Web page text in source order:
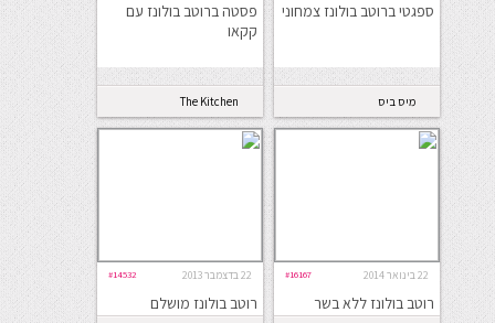
ספגטי ברוטב בולונז צמחוני
מיס ביס
פסטה ברוטב בולונז עם
קקאו
The Kitchen
Coach
22 בינואר 2014 #16167
רוטב בולונז ללא בשר
22 בדצמבר 2013 #14532
רוטב בולונז מושלם